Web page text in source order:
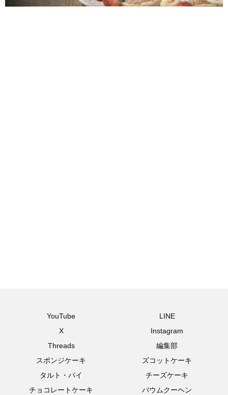
YouTube
LINE
X
Instagram
Threads
編集部
スポンジケーキ
ズコットケーキ
タルト・パイ
チーズケーキ
チョコレートケーキ
バウムクーヘン